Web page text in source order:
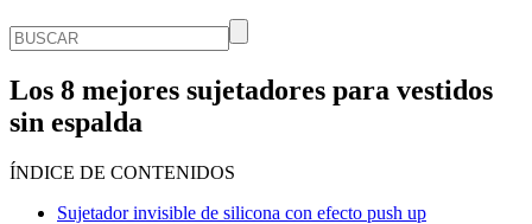
Los 8 mejores sujetadores para vestidos
sin espalda
ÍNDICE DE CONTENIDOS
Sujetador invisible de silicona con efecto push up